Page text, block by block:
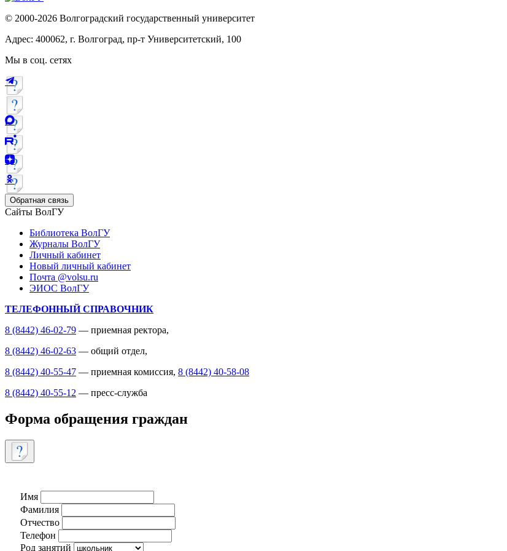
© 2000-2026 Волгоградский государственный университет
Адрес: 400062, г. Волгоград, пр-т Университетский, 100
Мы в соц. сетях
Обратная связь
Сайты ВолГУ
Библиотека ВолГУ
Журналы ВолГУ
Личный кабинет
Новый личный кабинет
Почта @volsu.ru
ЭИОС ВолГУ
ТЕЛЕФОННЫЙ СПРАВОЧНИК
8 (8442) 46-02-79 — приемная ректора,
8 (8442) 46-02-63 — общий отдел,
8 (8442) 40-55-47 — приемная комиссия, 8 (8442) 40-58-08
8 (8442) 40-55-12 — пресс-служба
Форма обращения граждан
Имя
Фамилия
Отчество
Телефон
Род занятий